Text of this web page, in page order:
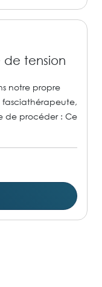
tension
notre propre
de procéder : Ce